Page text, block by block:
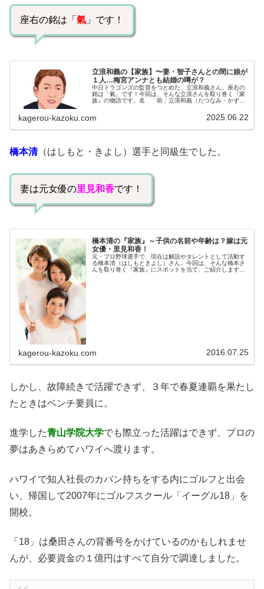
座右の銘は「 氣 」です！
立浪和義の【家族】〜妻・智子さんとの間に娘が
１人…梅宮アンナとも結婚の噂が？
中日ドラゴンズの監督をつとめた、立浪和義さん。座右の
銘は「氣」です！今回は、そんな立浪さんを取り巻く『家
族』の物語です。名 前：立浪和義（たつなみ・かずよ
kagerou-kazoku.com 2025.06.22
橋本清（はしもと・きよし）選手と同級生でした。
妻は元女優の里見和香です！
橋本清の『家族』～子供の名前や年齢は？嫁は元
女優・里見和香！
元・プロ野球選手で、現在は解説やタレントとして活動す
る橋本清（はしもときよし）さん。今回は、そんな橋本さ
んを取り巻く『家族』にスポットを当て、ご紹介します。
kagerou-kazoku.com 2016.07.25
しかし、故障続きで活躍できず、３年で春夏連覇を果たし
たときはベンチ要員に。
進学した青山学院大学でも際立った活躍はできず、プロの
夢はあきらめてハワイへ渡ります。
ハワイで知人社長のカバン持ちをする内にゴルフと出会
い、帰国して2007年にゴルフスクール「イーグル18」を
開校。
「18」は桑田さんの背番号をかけているのかもしれませ
んが、必要資金の１億円はすべて自分で調達しました。